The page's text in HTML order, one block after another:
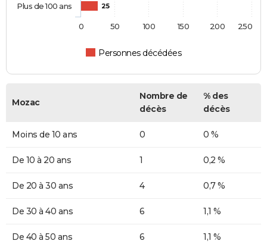
25
Personnes décédées
Plus de 100 ans
0 50 100 150 200 250
Mozac
Nombre de
décès
% des
décès
Moins de 10 ans 0 0 %
De 10 à 20 ans 1 0,2 %
De 20 à 30 ans 4 0,7 %
De 30 à 40 ans 6 1,1 %
De 40 à 50 ans 6 1,1 %